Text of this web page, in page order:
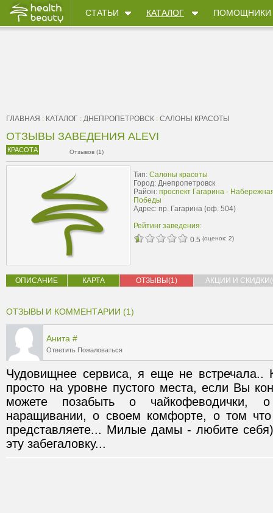
СТАТЬИ КАТАЛОГ ПОМОЩНИКИ
ГЛАВНАЯ : КАТАЛОГ : ДНЕПРОПЕТРОВСК : САЛОНЫ КРАСОТЫ
ОТЗЫВЫ ЗАВЕДЕНИЯ ALEVI
КРАСОТА Отзывов (1)
Тип: Салоны красоты
Город: Днепропетровск
Район: проспект Гагарина -
Победы
Адрес: пр. Гагарина (оф. 504)
Рейтинг заведения:
0.5 (оценок: 2)
ОПИСАНИЕ КАРТА ОТЗЫВЫ(1) АКЦИИ И
ОТЗЫВЫ И КОММЕНТАРИИ (1)
Анита #
Ответить Пожаловаться
Чудовищнее сервиса, я еще не встречала..
просто на уровне пустого места, если Вы
можете позабыть о чайкофеводички,
наращивании, о своем комфорте, о том
представляете... Милые дамы - любите
эту забегаловку...